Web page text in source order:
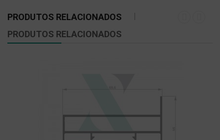
PRODUTOS RELACIONADOS
PRODUTOS RELACIONADOS